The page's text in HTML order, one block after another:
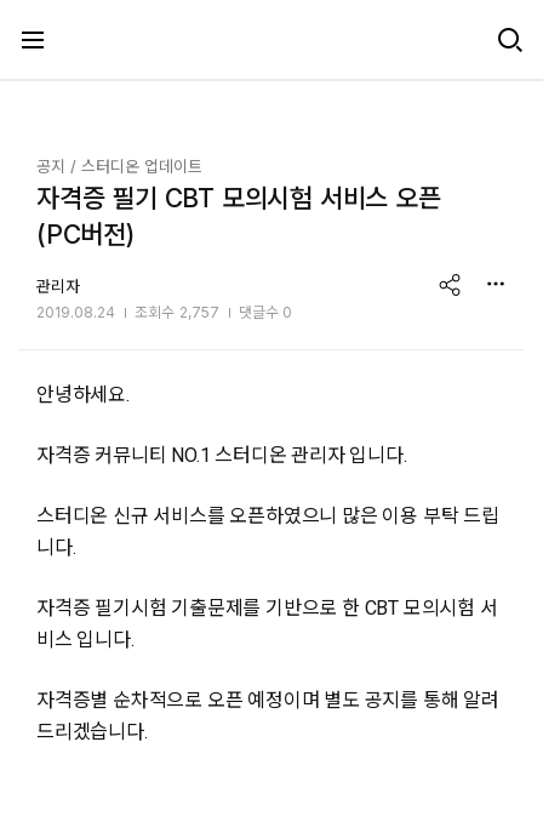
공지 스터디온 업데이트
자격증 필기 CBT 모의시험 서비스 오픈
(PC버전)
관리자
2019.08.24 조회수 2,757 댓글수 0
share
안녕하세요.
자격증 커뮤니티 NO.1 스터디온 관리자 입니다.
스터디온 신규 서비스를 오픈하였으니 많은 이용 부탁 드립
니다.
자격증 필기시험 기출문제를 기반으로 한 CBT 모의시험 서
비스 입니다.
자격증별 순차적으로 오픈 예정이며 별도 공지를 통해 알려
드리겠습니다.